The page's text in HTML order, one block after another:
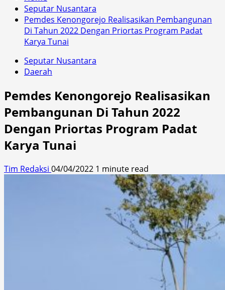
Seputar Nusantara
Pemdes Kenongorejo Realisasikan Pembangunan
Di Tahun 2022 Dengan Priortas Program Padat
Karya Tunai
Seputar Nusantara
Daerah
Pemdes Kenongorejo Realisasikan
Pembangunan Di Tahun 2022
Dengan Priortas Program Padat
Karya Tunai
Tim Redaksi 04/04/2022 1 minute read